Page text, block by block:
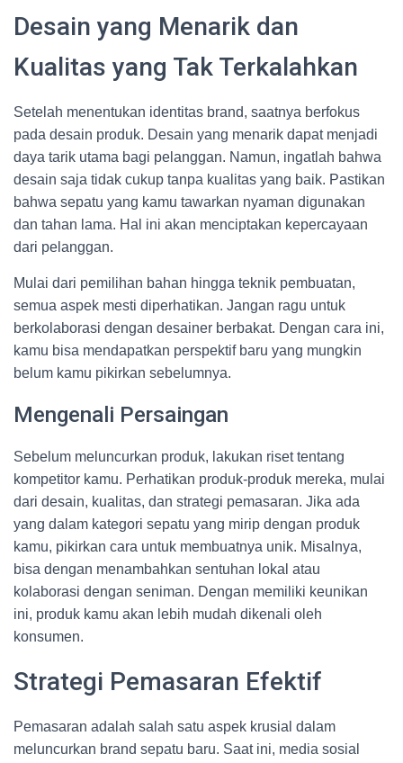
Desain yang Menarik dan
Kualitas yang Tak Terkalahkan
Setelah menentukan identitas brand, saatnya berfokus
pada desain produk. Desain yang menarik dapat menjadi
daya tarik utama bagi pelanggan. Namun, ingatlah bahwa
desain saja tidak cukup tanpa kualitas yang baik. Pastikan
bahwa sepatu yang kamu tawarkan nyaman digunakan
dan tahan lama. Hal ini akan menciptakan kepercayaan
dari pelanggan.
Mulai dari pemilihan bahan hingga teknik pembuatan,
semua aspek mesti diperhatikan. Jangan ragu untuk
berkolaborasi dengan desainer berbakat. Dengan cara ini,
kamu bisa mendapatkan perspektif baru yang mungkin
belum kamu pikirkan sebelumnya.
Mengenali Persaingan
Sebelum meluncurkan produk, lakukan riset tentang
kompetitor kamu. Perhatikan produk-produk mereka, mulai
dari desain, kualitas, dan strategi pemasaran. Jika ada
yang dalam kategori sepatu yang mirip dengan produk
kamu, pikirkan cara untuk membuatnya unik. Misalnya,
bisa dengan menambahkan sentuhan lokal atau
kolaborasi dengan seniman. Dengan memiliki keunikan
ini, produk kamu akan lebih mudah dikenali oleh
konsumen.
Strategi Pemasaran Efektif
Pemasaran adalah salah satu aspek krusial dalam
meluncurkan brand sepatu baru. Saat ini, media sosial